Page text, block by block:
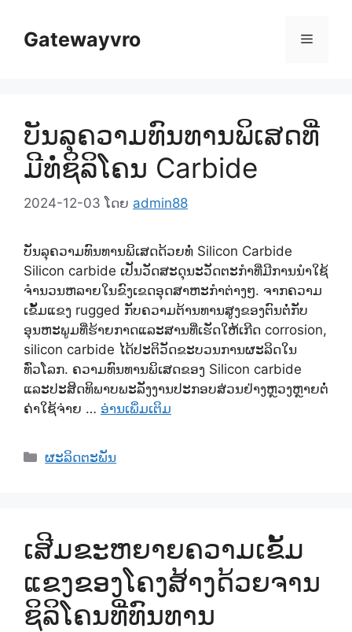
Gatewayvro ເມນູ
ບັນລຸຄວາມທົນທານພິເສດທີ່
ມີທໍ່ຊິລິໂຄນ Carbide
2024-12-03 ໂດຍ admin88
ບັນລຸຄວາມທົນທານພິເສດດ້ວຍທໍ່ Silicon Carbide
Silicon carbide ເປັນວັດສະດຸນະວັດຕະກໍາທີ່ມີການນໍາໃຊ້
ຈໍານວນຫລາຍໃນຂົງເຂດອຸດສາຫະກໍາຕ່າງໆ. ຈາກຄວາມ
ເຂັ້ມແຂງ rugged ກັບຄວາມຕ້ານທານສູງຂອງຕົນຕໍ່ກັບ
ອຸນຫະພູມທີ່ຮ້າຍກາດແລະສານທີ່ເຮັດໃຫ້ເກີດ corrosion,
silicon carbide ໄດ້ປະຕິວັດຂະບວນການຜະລິດໃນ
ທົ່ວໂລກ. ຄວາມທົນທານພິເສດຂອງ Silicon carbide
ແລະປະສິດທິພາບພະລັງງານປະກອບສ່ວນຢ່າງຫຼວງຫຼາຍຕໍ່
ຄ່າໃຊ້ຈ່າຍ … ອ່ານເພິ່ມເຕິມ
ຫມວດ
ຜະລິດຕະພັນ
ເສີມຂະຫຍາຍຄວາມເຂັ້ມ
ແຂງຂອງໂຄງສ້າງດ້ວຍຈານ
ຊິລິໂຄນທີ່ທົນທານ